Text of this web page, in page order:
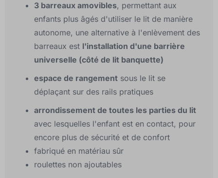
3 barreaux amovibles, permettant aux
enfants plus âgés d'utiliser le lit de manière
autonome, une alternative à l'enlèvement des
barreaux est l'installation d'une barrière
universelle (côté de lit banquette)
espace de rangement sous le lit se
déplaçant sur des rails pratiques
arrondissement de toutes les parties du lit
avec lesquelles l'enfant est en contact, pour
encore plus de sécurité et de confort
fabriqué en matériau sûr
roulettes non ajoutables